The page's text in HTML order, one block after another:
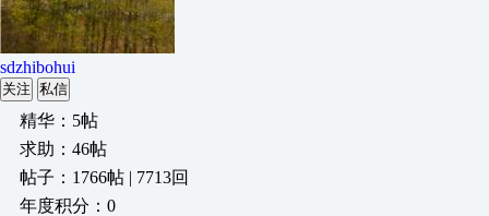
sdzhibohui
关注 私信
精华：5帖
求助：46帖
帖子：1766帖 | 7713回
年度积分：0